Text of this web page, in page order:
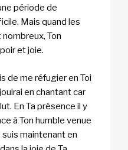
période de
Mais quand les
Ton
et joie.
de me réfugier en Toi
en chantant car
En Ta présence il y
à Ton humble venue
suis maintenant en